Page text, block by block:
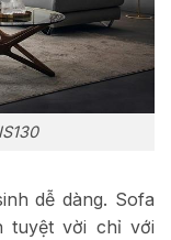
dễ dàng. Sofa
tuyệt vời chỉ với